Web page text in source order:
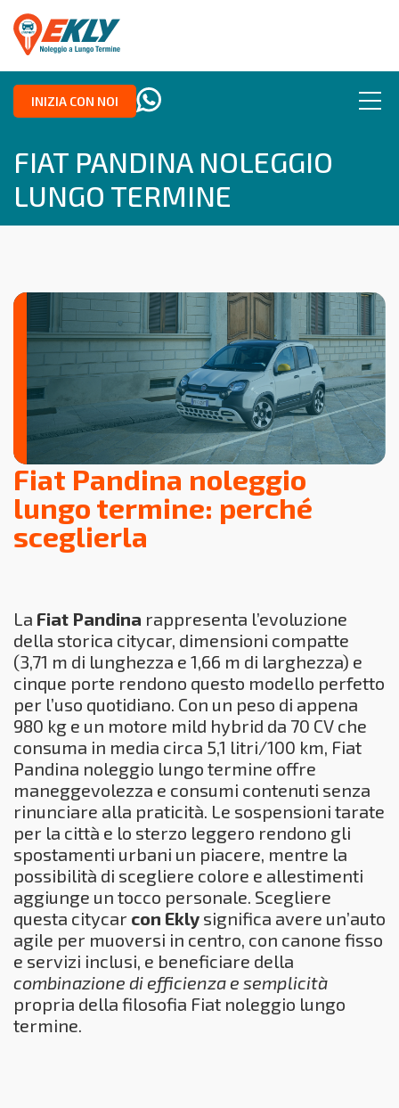
INIZIA CON NOI
FIAT PANDINA NOLEGGIO
LUNGO TERMINE
Fiat Pandina noleggio
lungo termine: perché
sceglierla
La Fiat Pandina rappresenta l’evoluzione
della storica citycar, dimensioni compatte
(3,71 m di lunghezza e 1,66 m di larghezza) e
cinque porte rendono questo modello perfetto
per l’uso quotidiano. Con un peso di appena
980 kg e un motore mild hybrid da 70 CV che
consuma in media circa 5,1 litri/100 km, Fiat
Pandina noleggio lungo termine offre
maneggevolezza e consumi contenuti senza
rinunciare alla praticità. Le sospensioni tarate
per la città e lo sterzo leggero rendono gli
spostamenti urbani un piacere, mentre la
possibilità di scegliere colore e allestimenti
aggiunge un tocco personale. Scegliere
questa citycar con Ekly significa avere un’auto
agile per muoversi in centro, con canone fisso
e servizi inclusi, e beneficiare della
combinazione di efficienza e semplicità
propria della filosofia Fiat noleggio lungo
termine.